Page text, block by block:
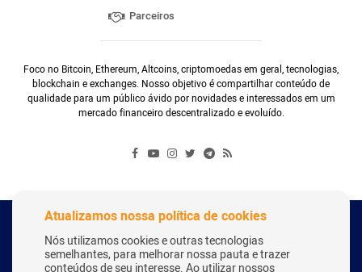
Parceiros
Foco no Bitcoin, Ethereum, Altcoins, criptomoedas em geral, tecnologias,
blockchain e exchanges. Nosso objetivo é compartilhar conteúdo de
qualidade para um público ávido por novidades e interessados em um
mercado financeiro descentralizado e evoluído.
Copyright Webitcoin 2018 - Todos os Direitos Reservados
Atualizamos nossa política de cookies
Nós utilizamos cookies e outras tecnologias
semelhantes, para melhorar nossa pauta e trazer
conteúdos de seu interesse. Ao utilizar nossos